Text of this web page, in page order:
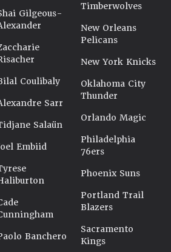
Gilgeous-
Coulibaly
Sarr
Salaün
Embiid
Banchero
Timberwolves
New Orleans
Pelicans
New York Knicks
Oklahoma City
Thunder
Orlando Magic
Philadelphia
76ers
Phoenix Suns
Portland Trail
Blazers
Sacramento
Kings